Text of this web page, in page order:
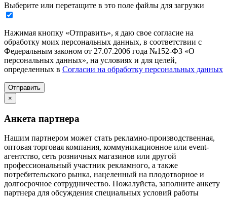
Выберите или перетащите в это поле файлы для загрузки
Нажимая кнопку «Отправить», я даю свое согласие на
обработку моих персональных данных, в соответствии с
Федеральным законом от 27.07.2006 года №152-ФЗ «О
персональных данных», на условиях и для целей,
определенных в Согласии на обработку персональных данных
Отправить
×
Анкета партнера
Нашим партнером может стать рекламно-производственная,
оптовая торговая компания, коммуникационное или event-
агентство, сеть розничных магазинов или другой
профессиональный участник рекламного, а также
потребительского рынка, нацеленный на плодотворное и
долгосрочное сотрудничество. Пожалуйста, заполните анкету
партнера для обсуждения специальных условий работы